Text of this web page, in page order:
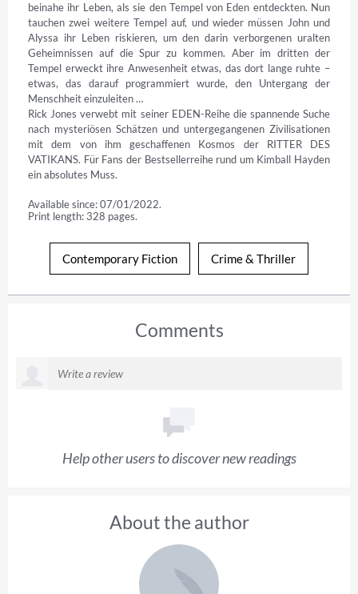
beinahe ihr Leben, als sie den Tempel von Eden entdeckten. Nun
tauchen zwei weitere Tempel auf, und wieder müssen John und
Alyssa ihr Leben riskieren, um den darin verborgenen uralten
Geheimnissen auf die Spur zu kommen. Aber im dritten der
Tempel erweckt ihre Anwesenheit etwas, das dort lange ruhte –
etwas, das darauf programmiert wurde, den Untergang der
Menschheit einzuleiten …
Rick Jones verwebt mit seiner EDEN-Reihe die spannende Suche
nach mysteriösen Schätzen und untergegangenen Zivilisationen
mit dem von ihm geschaffenen Kosmos der RITTER DES
VATIKANS. Für Fans der Bestsellerreihe rund um Kimball Hayden
ein absolutes Muss.
Available since: 07/01/2022.
Print length: 328 pages.
Contemporary Fiction Crime & Thriller
Comments
Help other users to discover new readings
About the author